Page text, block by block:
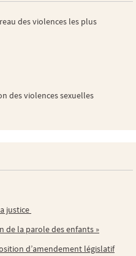
des violences les plus
des violences sexuelles
justice
de la parole des enfants »
d’amendement législatif